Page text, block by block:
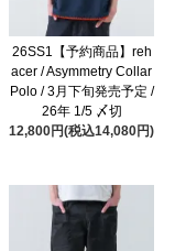
26SS1【予約商品】reh
acer / Asymmetry Collar
Polo / 3月下旬発売予定 /
26年 1/5 〆切
12,800円(税込14,080円)